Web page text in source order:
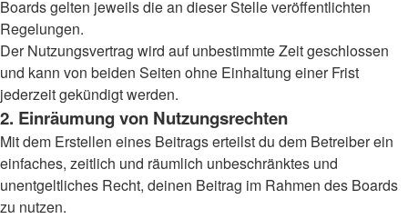
Boards gelten jeweils die an dieser Stelle veröffentlichten
Regelungen.
Der Nutzungsvertrag wird auf unbestimmte Zeit geschlossen
und kann von beiden Seiten ohne Einhaltung einer Frist
jederzeit gekündigt werden.
2. Einräumung von Nutzungsrechten
Mit dem Erstellen eines Beitrags erteilst du dem Betreiber ein
einfaches, zeitlich und räumlich unbeschränktes und
unentgeltliches Recht, deinen Beitrag im Rahmen des Boards
zu nutzen.